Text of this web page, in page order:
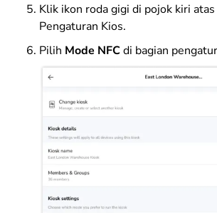
Klik ikon roda gigi di pojok kiri
Pengaturan Kios.
Pilih Mode NFCdi bagian